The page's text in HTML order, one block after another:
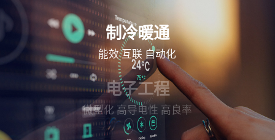
制冷暖通
能效 互联 自动化
电子工程
微型化 高导电性 高良率